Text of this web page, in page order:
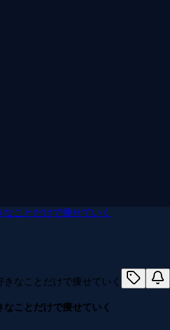
ことだけで痩せていく
ことだけで痩せていく